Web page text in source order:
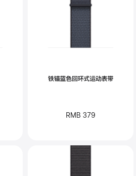
铁锚蓝色回环式运动表带
RMB 379